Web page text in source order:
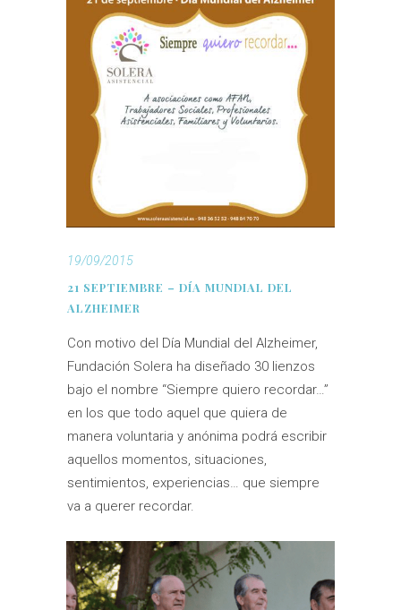
19/09/2015
21 SEPTIEMBRE – DÍA MUNDIAL DEL
ALZHEIMER
Con motivo del Día Mundial del Alzheimer,
Fundación Solera ha diseñado 30 lienzos
bajo el nombre “Siempre quiero recordar…”
en los que todo aquel que quiera de
manera voluntaria y anónima podrá escribir
aquellos momentos, situaciones,
sentimientos, experiencias… que siempre
va a querer recordar.